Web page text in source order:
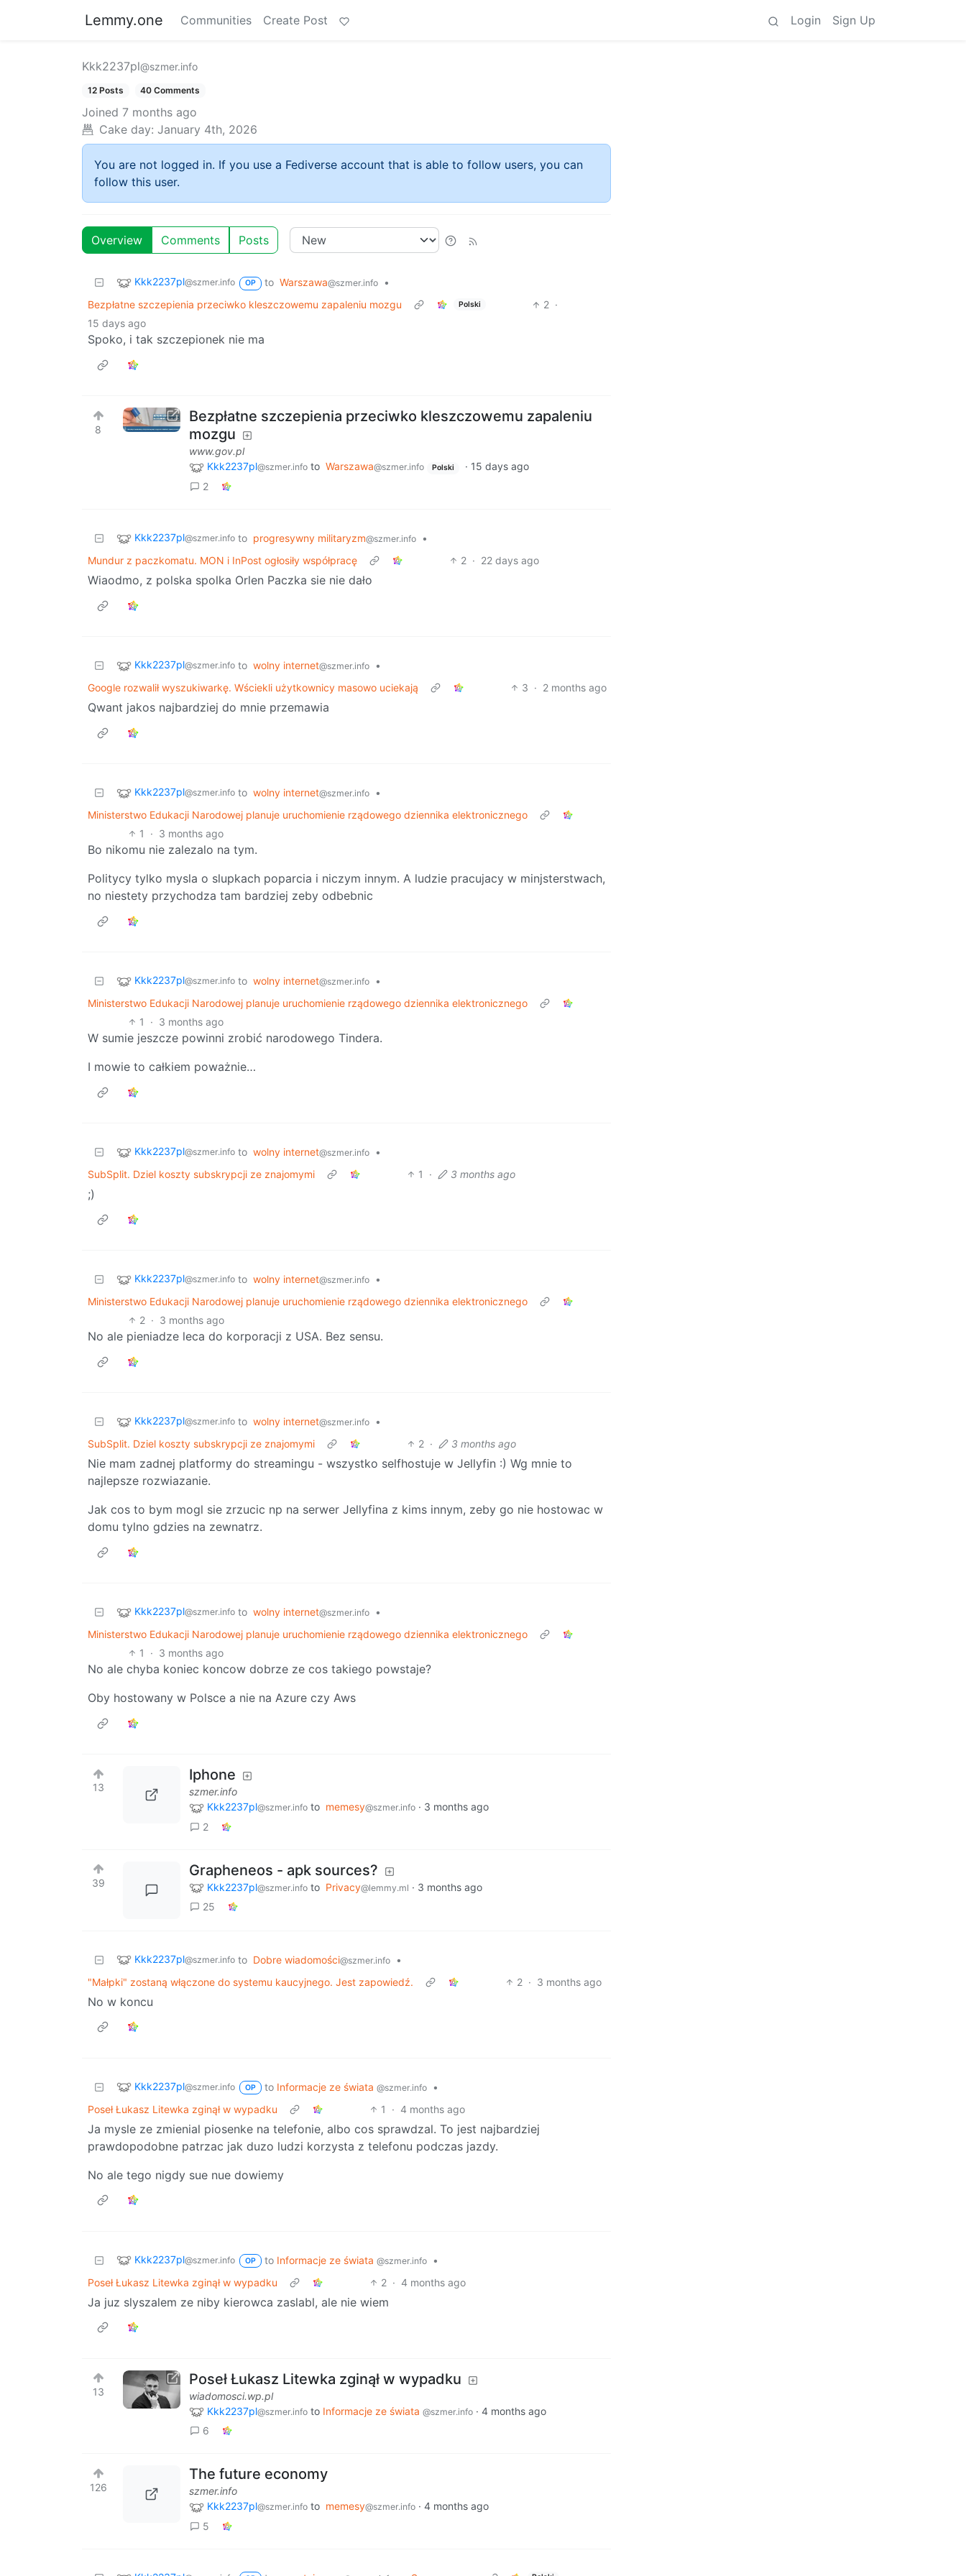
Lemmy.one Communities Create Post Login Sign Up
Kkk2237pl@szmer.info
12 Posts 40 Comments
Joined 7 months ago
Cake day: January 4th, 2026
You are not logged in. If you use a Fediverse account that is able to follow users, you can
follow this user.
Overview Comments Posts
Kkk2237pl@szmer.info OP to Warszawa@szmer.info
•
Bezpłatne szczepienia przeciwko kleszczowemu zapaleniu mozgu
Polski 2 ·
15 days ago
Spoko, i tak szczepionek nie ma
8
Bezpłatne szczepienia przeciwko kleszczowemu zapaleniu
mozgu
www.gov.pl
Kkk2237pl@szmer.info to Warszawa@szmer.info Polski · 15 days ago
2
Kkk2237pl@szmer.info to progresywny militaryzm@szmer.info
•
Mundur z paczkomatu. MON i InPost ogłosiły współpracę
2 · 22 days ago
Wiaodmo, z polska spolka Orlen Paczka sie nie dało
Kkk2237pl@szmer.info to wolny internet@szmer.info
•
Google rozwalił wyszukiwarkę. Wściekli użytkownicy masowo uciekają
3 · 2 months ago
Qwant jakos najbardziej do mnie przemawia
Kkk2237pl@szmer.info to wolny internet@szmer.info
•
Ministerstwo Edukacji Narodowej planuje uruchomienie rządowego dziennika elektronicznego
1
· 3 months ago
Bo nikomu nie zalezalo na tym.
Politycy tylko mysla o slupkach poparcia i niczym innym. A ludzie pracujacy w minjsterstwach,
no niestety przychodza tam bardziej zeby odbebnic
Kkk2237pl@szmer.info to wolny internet@szmer.info
•
Ministerstwo Edukacji Narodowej planuje uruchomienie rządowego dziennika elektronicznego
1
· 3 months ago
W sumie jeszcze powinni zrobić narodowego Tindera.
I mowie to całkiem poważnie…
Kkk2237pl@szmer.info to wolny internet@szmer.info
•
SubSplit. Dziel koszty subskrypcji ze znajomymi
1 · 3 months ago
;)
Kkk2237pl@szmer.info to wolny internet@szmer.info
•
Ministerstwo Edukacji Narodowej planuje uruchomienie rządowego dziennika elektronicznego
2 · 3 months ago
No ale pieniadze leca do korporacji z USA. Bez sensu.
Kkk2237pl@szmer.info to wolny internet@szmer.info
•
SubSplit. Dziel koszty subskrypcji ze znajomymi
2 · 3 months ago
Nie mam zadnej platformy do streamingu - wszystko selfhostuje w Jellyfin :) Wg mnie to
najlepsze rozwiazanie.
Jak cos to bym mogl sie zrzucic np na serwer Jellyfina z kims innym, zeby go nie hostowac w
domu tylno gdzies na zewnatrz.
Kkk2237pl@szmer.info to wolny internet@szmer.info
•
Ministerstwo Edukacji Narodowej planuje uruchomienie rządowego dziennika elektronicznego
1
· 3 months ago
No ale chyba koniec koncow dobrze ze cos takiego powstaje?
Oby hostowany w Polsce a nie na Azure czy Aws
13
Iphone
szmer.info
Kkk2237pl@szmer.info to memesy@szmer.info · 3 months ago
2
39
Grapheneos - apk sources?
Kkk2237pl@szmer.info to Privacy@lemmy.ml · 3 months ago
25
Kkk2237pl@szmer.info to Dobre wiadomości@szmer.info
•
"Małpki" zostaną włączone do systemu kaucyjnego. Jest zapowiedź.
2 · 3 months ago
No w koncu
Kkk2237pl@szmer.info OP to Informacje ze świata @szmer.info
•
Poseł Łukasz Litewka zginął w wypadku
1 · 4 months ago
Ja mysle ze zmienial piosenke na telefonie, albo cos sprawdzal. To jest najbardziej
prawdopodobne patrzac jak duzo ludzi korzysta z telefonu podczas jazdy.
No ale tego nigdy sue nue dowiemy
Kkk2237pl@szmer.info OP to Informacje ze świata @szmer.info
•
Poseł Łukasz Litewka zginął w wypadku
2 · 4 months ago
Ja juz slyszalem ze niby kierowca zaslabl, ale nie wiem
13
Poseł Łukasz Litewka zginął w wypadku
wiadomosci.wp.pl
Kkk2237pl@szmer.info to Informacje ze świata @szmer.info · 4 months ago
6
126
The future economy
szmer.info
Kkk2237pl@szmer.info to memesy@szmer.info · 4 months ago
5